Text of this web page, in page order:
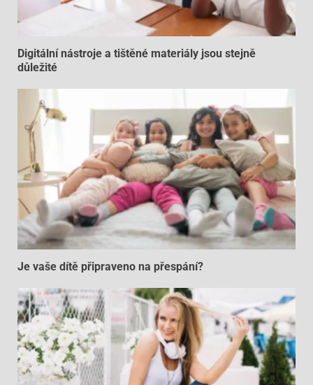
Digitální nástroje a tištěné materiály jsou stejně
důležité
Je vaše dítě připraveno na přespání?